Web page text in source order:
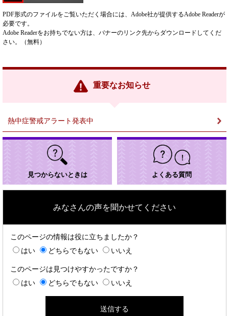
PDF形式のファイルをご覧いただく場合には、Adobe社が提供するAdobe Readerが
必要です。
Adobe Readerをお持ちでない方は、バナーのリンク先からダウンロードしてくだ
さい。（無料）
重要なお知らせ
熱中症警戒アラート発表中
見つからないときは よくある質問
みなさんの声を聞かせてください
このページの情報は役に立ちましたか？
はい
どちらでもない いいえ
このページは見つけやすかったですか？
はい
どちらでもない いいえ